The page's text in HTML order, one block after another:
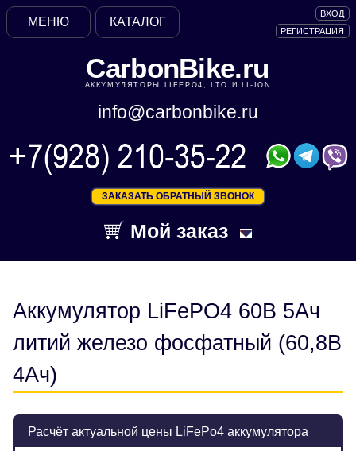
CarbonBike.ru
АККУМУЛЯТОРЫ LIFEPO4, LTO И LI-ION
info@carbonbike.ru
ЗАКАЗАТЬ ОБРАТНЫЙ ЗВОНОК
Мой заказ
ВХОД
РЕГИСТРАЦИЯ
КАТАЛОГ
МЕНЮ
Аккумулятор LiFePO4 60В 5Ач
литий железо фосфатный (60,8В
4Ач)
Расчёт актуальной цены LiFePo4 аккумулятора